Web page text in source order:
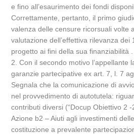
e fino all’esaurimento dei fondi
Correttamente, pertanto, il primo
valenza delle censure ricorsuali volte
valutazione dell’effettiva rilevanza dei
progetto ai fini della sua finanziabilità .
2. Con il secondo motivo l’appellante
garanzie partecipative ex art. 7, l. 7
Segnala che la comunicazione di
nel provvedimento di autotutela:
contributi diversi (“Docup Obiettivo 2 -
Azione b2 – Aiuti agli investimenti
costituzione a prevalente